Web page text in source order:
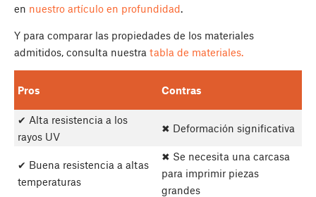
en nuestro artículo en profundidad.
Y para comparar las propiedades de los materiales
admitidos, consulta nuestra tabla de materiales.
Pros Contras
✔ Alta resistencia a los
rayos UV
✖ Deformación significativa
✔ Buena resistencia a altas
temperaturas
✖ Se necesita una carcasa
para imprimir piezas
grandes